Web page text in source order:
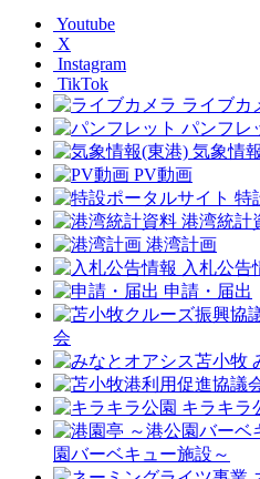
Youtube
X
Instagram
TikTok
ライブカ
パンフレ
気象情
PV動画
特
港湾統計
港湾計画
入札公告
申請・届出
会
キラキラ
園バーベキュー施設～